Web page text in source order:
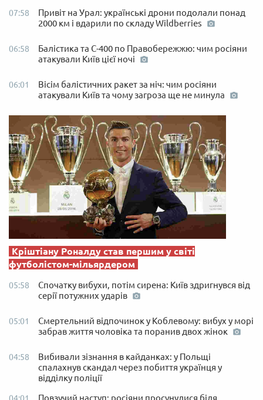
07:58
Привіт на Урал: українські дрони подолали понад
2000 км і вдарили по складу Wildberries
06:58
Балістика та С-400 по Правобережжю: чим росіяни
атакували Київ цієї ночі
06:01
Вісім балістичних ракет за ніч: чим росіяни
атакували Київ та чому загроза ще не минула
Кріштіану Роналду став першим у світі
футболістом-мільярдером
05:58
Спочатку вибухи, потім сирена: Київ здригнувся від
серії потужних ударів
05:01
Смертельний відпочинок у Коблевому: вибух у морі
забрав життя чоловіка та поранив двох жінок
04:58
Вибивали зізнання в кайданках: у Польщі
спалахнув скандал через побиття українця у
відділку поліції